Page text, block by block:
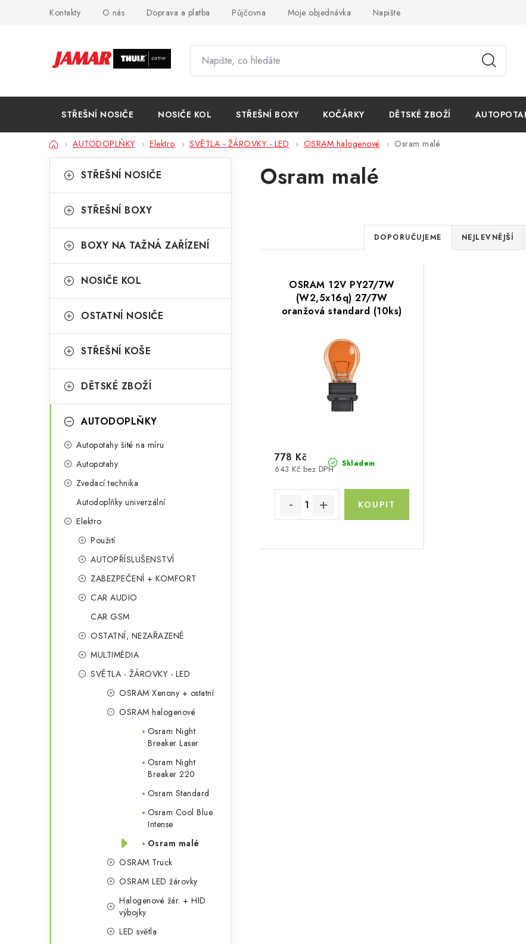
Kontakty O nás Doprava a platba Půjčovna Moje objednávka Napište nám
STŘEŠNÍ NOSIČE NOSIČE KOL STŘEŠNÍ BOXY KOČÁRKY DĚTSKÉ ZBOŽÍ
DomůAUTODOPLŇKY Elektro SVĚTLA - ŽÁROVKY - LED OSRAM halogenové Osram malé
o
t
r
n
n
p
kategorie
a
e
o
i
STŘEŠNÍ NOSIČE
STŘEŠNÍ BOXY
BOXY NA TAŽNÁ ZAŘÍZENÍ
NOSIČE KOL
OSTATNÍ NOSIČE
STŘEŠNÍ KOŠE
DĚTSKÉ ZBOŽÍ
AUTODOPLŇKY
Autopotahy šité na míru
Autopotahy
Zvedací technika
Autodoplňky univerzální
Elektro
Použití
AUTOPŘÍSLUŠENSTVÍ
ZABEZPEČENÍ + KOMFORT
CAR AUDIO
CAR GSM
OSTATNÍ, NEZAŘAZENÉ
MULTIMÉDIA
SVĚTLA - ŽÁROVKY - LED
OSRAM Xenony + ostatní
OSRAM halogenové
Osram Night
Breaker Laser
Osram Night
Breaker 220
Osram Standard
Osram Cool Blue
Intense
Osram malé
OSRAM Truck
OSRAM LED žárovky
Halogenové žár. + HID
výbojky
LED světla
Osram malé
Ř
a
z
e
u
k
t
DOPORUČUJEME NEJLEVNĚJŠÍ
ů
OSRAM 12V PY27/7W
(W2,5x16q) 27/7W
oranžová standard (10ks)
Skladem
643 Kč bez DPH
778 Kč